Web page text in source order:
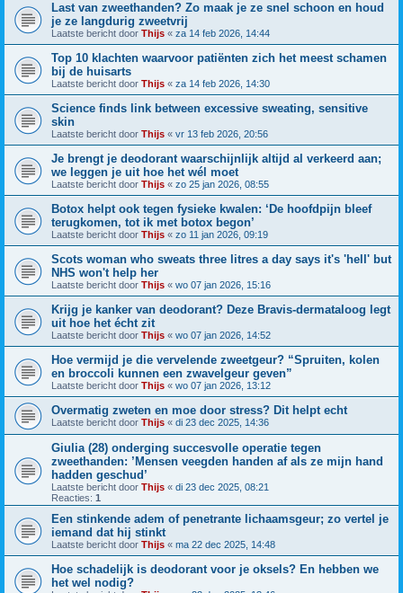
Last van zweethanden? Zo maak je ze snel schoon en houd
je ze langdurig zweetvrij
Laatste bericht door Thijs « za 14 feb 2026, 14:44
Top 10 klachten waarvoor patiënten zich het meest schamen
bij de huisarts
Laatste bericht door Thijs « za 14 feb 2026, 14:30
Science finds link between excessive sweating, sensitive
skin
Laatste bericht door Thijs « vr 13 feb 2026, 20:56
Je brengt je deodorant waarschijnlijk altijd al verkeerd aan;
we leggen je uit hoe het wél moet
Laatste bericht door Thijs « zo 25 jan 2026, 08:55
Botox helpt ook tegen fysieke kwalen: ‘De hoofdpijn bleef
terugkomen, tot ik met botox begon’
Laatste bericht door Thijs « zo 11 jan 2026, 09:19
Scots woman who sweats three litres a day says it's 'hell' but
NHS won't help her
Laatste bericht door Thijs « wo 07 jan 2026, 15:16
Krijg je kanker van deodorant? Deze Bravis-dermataloog legt
uit hoe het écht zit
Laatste bericht door Thijs « wo 07 jan 2026, 14:52
Hoe vermijd je die vervelende zweetgeur? “Spruiten, kolen
en broccoli kunnen een zwavelgeur geven”
Laatste bericht door Thijs « wo 07 jan 2026, 13:12
Overmatig zweten en moe door stress? Dit helpt echt
Laatste bericht door Thijs « di 23 dec 2025, 14:36
Giulia (28) onderging succesvolle operatie tegen
zweethanden: ’Mensen veegden handen af als ze mijn hand
hadden geschud’
Laatste bericht door Thijs « di 23 dec 2025, 08:21
Reacties: 1
Een stinkende adem of penetrante lichaamsgeur; zo vertel je
iemand dat hij stinkt
Laatste bericht door Thijs « ma 22 dec 2025, 14:48
Hoe schadelijk is deodorant voor je oksels? En hebben we
het wel nodig?